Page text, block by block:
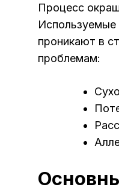
Процесс
Используемые
проникают в
проблемам: